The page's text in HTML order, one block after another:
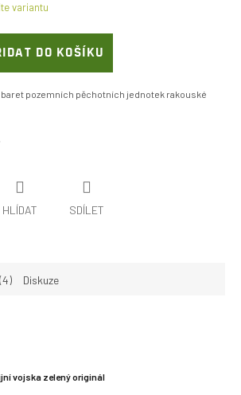
variantu
DO KOŠÍKU
baret pozemních pěchotních jednotek rakouské
HLÍDAT SDÍLET
Diskuze
vojska zelený originál